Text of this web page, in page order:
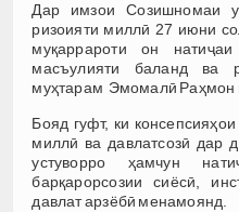
Дар имзои Созишномаи
ризоияти миллӣ 27 июни
муқаррароти он
масъулияти баланд ва
муҳтарам Эмомалӣ Раҳмон
Бояд гуфт, ки
миллӣ ва давлатсозӣ дар
устуворро ҳамчун
барқарорсозии сиёсӣ,
давлат арзёбӣ менамоянд.